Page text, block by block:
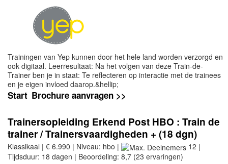
Trainingen van Yep kunnen door het hele land worden verzorgd en
ook digitaal. Leerresultaat: Na het volgen van deze Train-de-
Trainer ben je in staat: Te reflecteren op interactie met de trainees
en je eigen invloed daarop.&hellip;
Start Brochure aanvragen >>
Trainersopleiding Erkend Post HBO : Train de
trainer / Trainersvaardigheden + (18 dgn)
Klassikaal | € 6.990 | Niveau: hbo |
12 |
Tijdsduur: 18 dagen | Beoordeling: 8,7 (23 ervaringen)